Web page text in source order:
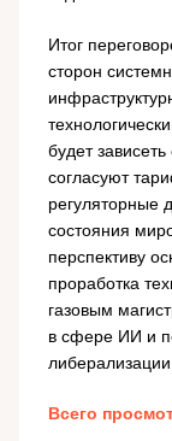
Итог
сторон
будет
согласуют
регуляторные
состояния
перспективу
проработка
газовым
в сфере ИИ и
Всего